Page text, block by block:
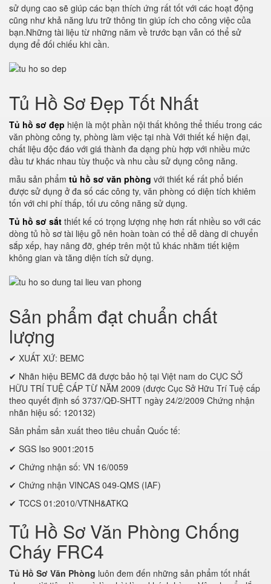
sử dụng cao sẽ giúp các bạn thích ứng rất tốt với các hoạt động
cũng như khả năng lưu trữ thông tin giúp ích cho công việc của
bạn.Những tài liệu từ những năm về trước bạn vẫn có thể sử
dụng để đối chiếu khi cần.
Tủ Hồ Sơ Đẹp Tốt Nhất
Tủ hồ sơ đẹp hiện là một phần nội thất không thể thiếu trong các
văn phòng công ty, phòng làm việc tại nhà Với thiết kế hiện đại,
chất liệu độc đáo với giá thành đa dạng phù hợp với nhiều mức
đầu tư khác nhau tùy thuộc và nhu cầu sử dụng công năng.
mẫu sản phẩm tủ hồ sơ văn phòng với thiết kế rất phổ biến
được sử dụng ở đa số các công ty, văn phòng có diện tích khiêm
tốn với chi phí thấp, tối ưu công năng sử dụng.
Tủ hồ sơ sắt thiết kế có trọng lượng nhẹ hơn rất nhiều so với các
dòng tủ hồ sơ tài liệu gỗ nên hoàn toàn có thể dễ dàng di chuyển
sắp xếp, hay nâng đỡ, ghép trên một tủ khác nhằm tiết kiệm
không gian và tăng diện tích sử dụng.
Sản phẩm đạt chuẩn chất
lượng
✔ XUẤT XỨ: BEMC
✔ Nhãn hiệu BEMC đã được bảo hộ tại Việt nam do CỤC SỞ
HỮU TRÍ TUỆ CẤP TỪ NĂM 2009 (được Cục Sở Hữu Trí Tuệ cấp
theo quyết định số 3737/QĐ-SHTT ngày 24/2/2009 Chứng nhận
nhãn hiệu số: 120132)
Sản phẩm sản xuất theo tiêu chuẩn Quốc tế:
✔ SGS Iso 9001:2015
✔ Chứng nhận số: VN 16/0059
✔ Chứng nhận VINCAS 049-QMS (IAF)
✔ TCCS 01:2010/VTNH&ATKQ
Tủ Hồ Sơ Văn Phòng Chống
Cháy FRC4
Tủ Hồ Sơ Văn Phòng luôn đem đến những sản phẩm tốt nhất